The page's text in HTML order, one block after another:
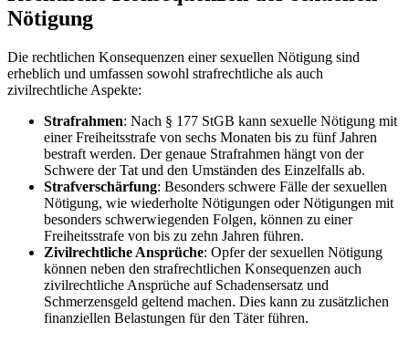
Nötigung
Die rechtlichen Konsequenzen einer sexuellen Nötigung sind
erheblich und umfassen sowohl strafrechtliche als auch
zivilrechtliche Aspekte:
Strafrahmen: Nach § 177 StGB kann sexuelle Nötigung mit
einer Freiheitsstrafe von sechs Monaten bis zu fünf Jahren
bestraft werden. Der genaue Strafrahmen hängt von der
Schwere der Tat und den Umständen des Einzelfalls ab.
Strafverschärfung: Besonders schwere Fälle der sexuellen
Nötigung, wie wiederholte Nötigungen oder Nötigungen mit
besonders schwerwiegenden Folgen, können zu einer
Freiheitsstrafe von bis zu zehn Jahren führen.
Zivilrechtliche Ansprüche: Opfer der sexuellen Nötigung
können neben den strafrechtlichen Konsequenzen auch
zivilrechtliche Ansprüche auf Schadensersatz und
Schmerzensgeld geltend machen. Dies kann zu zusätzlichen
finanziellen Belastungen für den Täter führen.